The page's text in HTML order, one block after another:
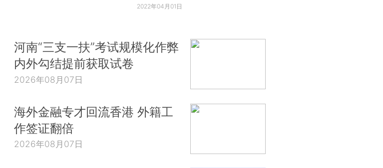
2022年04月01日
河南“三支一扶”考试规模化作弊
内外勾结提前获取试卷
2026年08月07日
海外金融专才回流香港 外籍工
作签证翻倍
2026年08月07日